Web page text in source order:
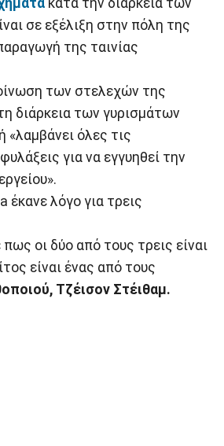
σε εξέλιξη στην πόλη της
της ταινίας
των στελεχών της
διάρκεια των γυρισμάτων
όλες τις
για να εγγυηθεί την
έκανε λόγο για τρεις
οι δύο από τους τρεις είναι
είναι ένας από τους
Τζέισον Στέιθαμ.